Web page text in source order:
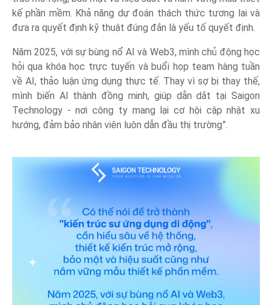
kế phần mềm. Khả năng dự đoán thách thức tương lai và
đưa ra quyết định kỹ thuật đúng đắn là yếu tố quyết định.
Năm 2025, với sự bùng nổ AI và Web3, mình chủ động học
hỏi qua khóa học trực tuyến và buổi họp team hàng tuần
về AI, thảo luận ứng dụng thực tế. Thay vì sợ bị thay thế,
mình biến AI thành đồng minh, giúp dẫn dắt tại Saigon
Technology - nơi công ty mang lại cơ hội cập nhật xu
hướng, đảm bảo nhân viên luôn dẫn đầu thị trường”.